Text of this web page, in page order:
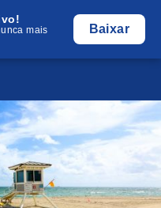
mais
Baixar